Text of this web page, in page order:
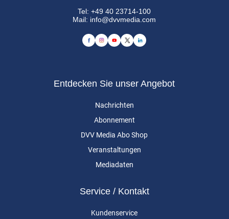
Tel:+49 40 23714-100
Mail: info@dvvmedia.com
Entdecken Sie unser Angebot
Nachrichten
Abonnement
DVV Media Abo Shop
Veranstaltungen
Mediadaten
Service / Kontakt
Kundenservice